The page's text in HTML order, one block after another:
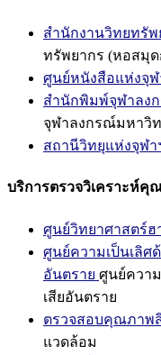
สำนักงานวิทยทรั
ทรัพยากร (หอสมุด
ศูนย์หนังสือแห่งจุฬ
สำนักพิมพ์จุฬาลง
จุฬาลงกรณ์มหาวิ
สถานีวิทยุแห่งจุฬา
บริการตรวจวิเคราะห์คุ
ศูนย์วิทยาศาสตร์ฮ
ศูนย์ความเป็นเลิศ
อันตราย ศูนย์ควา
เสียอันตราย
ตรวจสอบคุณภาพ
แวดล้อม